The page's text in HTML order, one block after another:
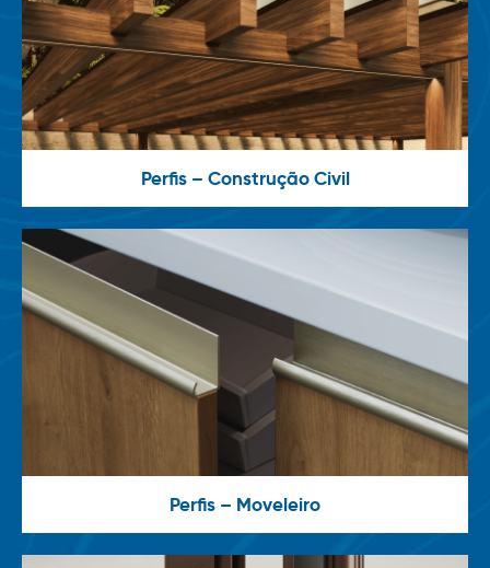
Perfis – Construção Civil
Perfis – Moveleiro